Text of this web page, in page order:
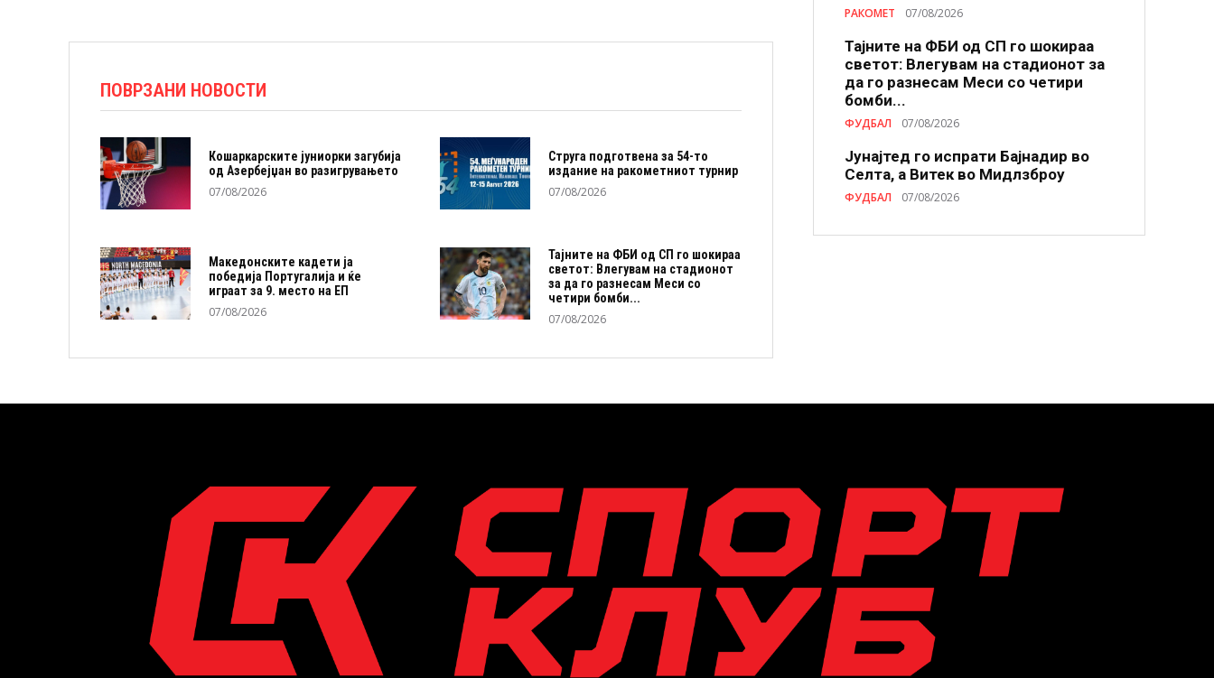
ПОВРЗАНИ НОВОСТИ
Кошаркарските јуниорки загубија
од Азербејџан во разигрувањето
07/08/2026
Струга подготвена за 54-то
издание на ракометниот турнир
07/08/2026
Македонските кадети ја
победија Португалија и ќе
играат за 9. место на ЕП
07/08/2026
Тајните на ФБИ од СП го шокираа
светот: Влегувам на стадионот
за да го разнесам Меси со
четири бомби...
07/08/2026
РАКОМЕТ 07/08/2026
Тајните на ФБИ од СП го шокираа
светот: Влегувам на стадионот за
да го разнесам Меси со четири
бомби...
ФУДБАЛ 07/08/2026
Јунајтед го испрати Бајнадир во
Селта, а Витек во Мидлзброу
ФУДБАЛ 07/08/2026